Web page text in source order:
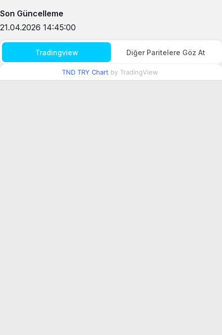
Son Güncelleme
21.04.2026 14:45:00
Tradingview Diğer Paritelere Göz At
TND TRY Chart by TradingView